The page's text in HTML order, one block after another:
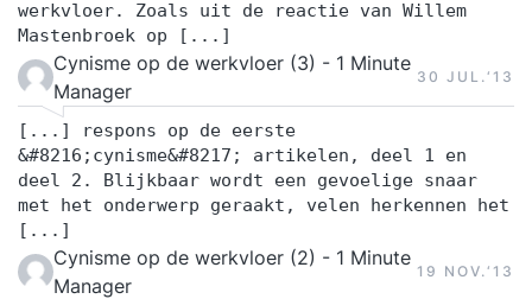
werkvloer. Zoals uit de reactie van Willem
Mastenbroek op [...]
Cynisme op de werkvloer (3) - 1 Minute
Manager
30 JUL.‘13
[...] respons op de eerste
&#8216;cynisme&#8217; artikelen, deel 1 en
deel 2. Blijkbaar wordt een gevoelige snaar
met het onderwerp geraakt, velen herkennen het
[...]
Cynisme op de werkvloer (2) - 1 Minute
Manager
19 NOV.‘13